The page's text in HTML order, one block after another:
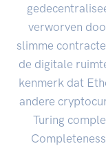
verworven
slimme
de digitale
kenmerk dat
andere
Turing